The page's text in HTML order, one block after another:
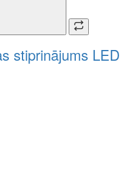
stiprinājums LED